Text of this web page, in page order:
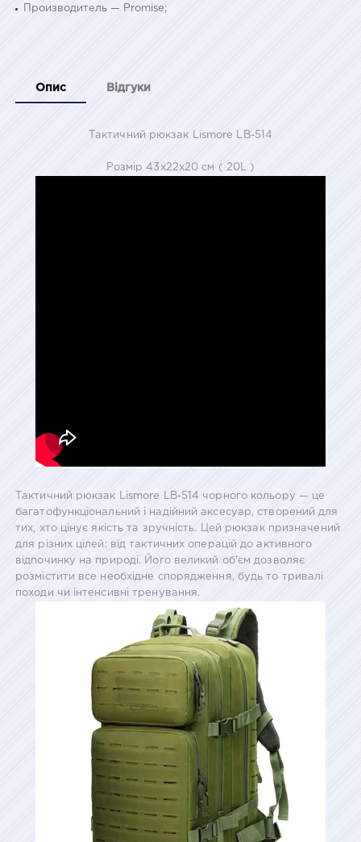
Производитель — Promise;
Опис Відгуки
Тактичний рюкзак Lismore LB-514
Розмiр 43x22x20 см ( 20L )
Тактичний рюкзак Lismore LB-514 чорного кольору — це
багатофункціональний і надійний аксесуар, створений для
тих, хто цінує якість та зручність. Цей рюкзак призначений
для різних цілей: від тактичних операцій до активного
відпочинку на природі. Його великий об'єм дозволяє
розмістити все необхідне спорядження, будь то тривалі
походи чи інтенсивні тренування.